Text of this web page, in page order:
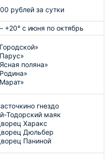
рублей за сутки
+20° с июня по октябрь
поляна»
гнездо
Тодорский маяк
Харакс
Дюльбер
Паниной